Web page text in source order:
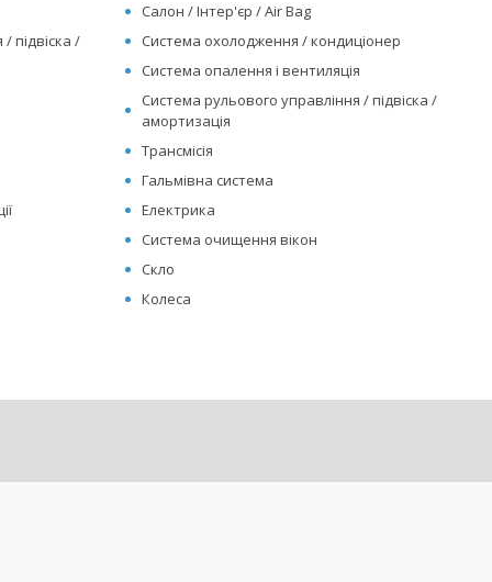
підвіска /
Салон / Інтер'єр / Air Bag
Система охолодження / кондиціонер
Система опалення і вентиляція
Система рульового управління / підвіска /
амортизація
Трансмісія
Гальмівна система
Електрика
Система очищення вікон
Скло
Колеса